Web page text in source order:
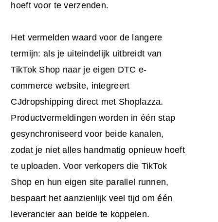
hoeft voor te verzenden.
Het vermelden waard voor de langere
termijn: als je uiteindelijk uitbreidt van
TikTok Shop naar je eigen DTC e-
commerce website, integreert
CJdropshipping direct met Shoplazza.
Productvermeldingen worden in één stap
gesynchroniseerd voor beide kanalen,
zodat je niet alles handmatig opnieuw hoeft
te uploaden. Voor verkopers die TikTok
Shop en hun eigen site parallel runnen,
bespaart het aanzienlijk veel tijd om één
leverancier aan beide te koppelen.